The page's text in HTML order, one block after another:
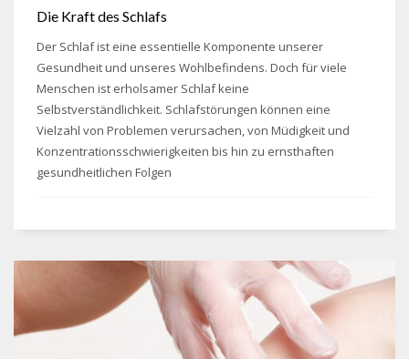
Die Kraft des Schlafs
Der Schlaf ist eine essentielle Komponente unserer
Gesundheit und unseres Wohlbefindens. Doch für viele
Menschen ist erholsamer Schlaf keine
Selbstverständlichkeit. Schlafstörungen können eine
Vielzahl von Problemen verursachen, von Müdigkeit und
Konzentrationsschwierigkeiten bis hin zu ernsthaften
gesundheitlichen Folgen